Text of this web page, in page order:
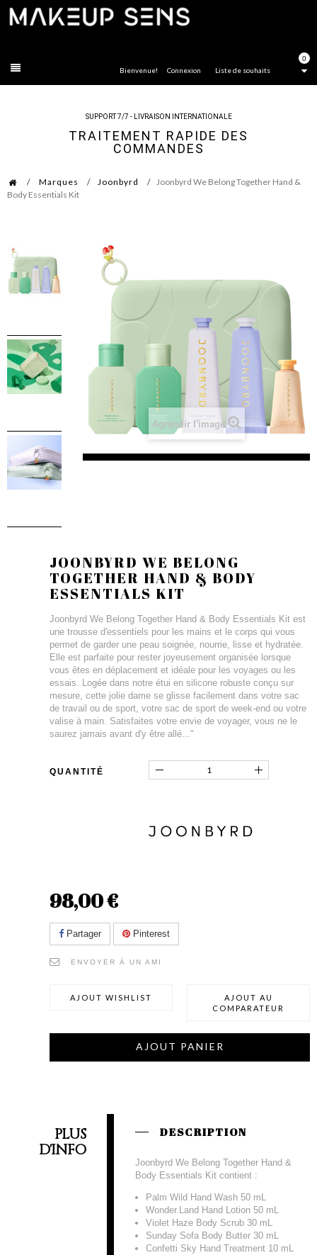
0
Liste de souhaits
Bienvenue! Connexion
SUPPORT 7/7 - LIVRAISON INTERNATIONALE
TRAITEMENT RAPIDE DES
COMMANDES
Marques Joonbyrd
Joonbyrd We Belong Together Hand &
Body Essentials Kit
Agrandir l'image
JOONBYRD WE BELONG
TOGETHER HAND & BODY
ESSENTIALS KIT
Joonbyrd We Belong Together Hand & Body Essentials Kit est
une trousse d'essentiels pour les mains et le corps qui vous
permet de garder une peau soignée, nourrie, lisse et hydratée.
Elle est parfaite pour rester joyeusement organisée lorsque
vous êtes en déplacement et idéale pour les voyages ou les
essais. Logée dans notre étui en silicone robuste conçu sur
mesure, cette jolie dame se glisse facilement dans votre sac
de travail ou de sport, votre sac de sport de week-end ou votre
valise à main. Satisfaites votre envie de voyager, vous ne le
saurez jamais avant d'y être allé..."
QUANTITÉ
98,00 €
Partager Pinterest
ENVOYER À UN AMI
AJOUT WISHLIST
AJOUT AU
COMPARATEUR
AJOUT PANIER
PLUS
D'INFO
DESCRIPTION
Joonbyrd We Belong Together Hand &
Body Essentials Kit contient :
Palm Wild Hand Wash 50 mL
Wonder.Land Hand Lotion 50 mL
Violet Haze Body Scrub 30 mL
Sunday Sofa Body Butter 30 mL
Confetti Sky Hand Treatment 10 mL